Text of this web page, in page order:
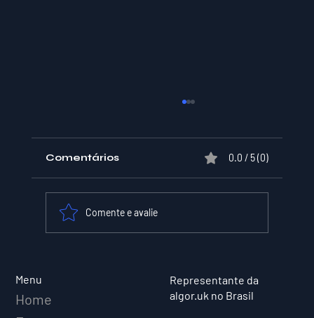
Comentários 0.0 / 5 (0)
Comente e avalie
Menu
Home
Representante da
algor.uk no Brasil